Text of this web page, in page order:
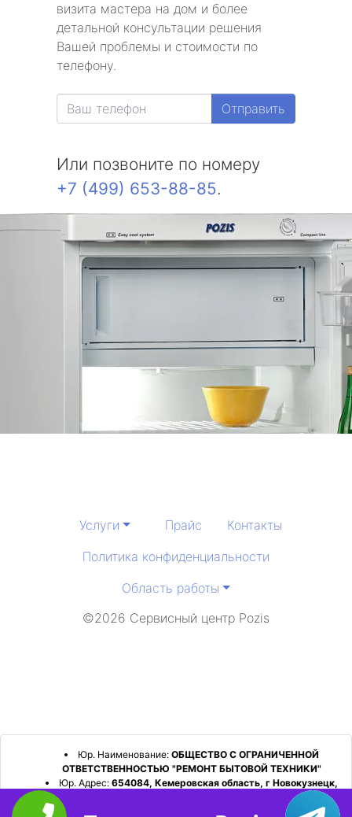
визита мастера на дом и более
детальной консультации решения
Вашей проблемы и стоимости по
телефону.
Отправить
Или позвоните по номеру
+7 (499) 653-88-85.
Услуги Прайс
Контакты
Политика конфиденциальности
Область работы
©2026 Сервисный центр Pozis
Юр. Наименование: ОБЩЕСТВО С ОГРАНИЧЕННОЙ
ОТВЕТСТВЕННОСТЬЮ "РЕМОНТ БЫТОВОЙ ТЕХНИКИ"
Юр. Адрес: 654084, Кемеровская область, г Новокузнецк,
р-н Орджоникидзевский, пр-кт Шахтеров, д. 31, кв. 2